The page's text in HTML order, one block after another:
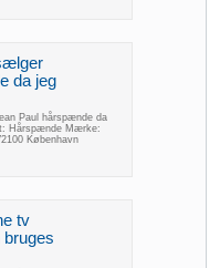
da jeg
Paul hårspænde da
Hårspænde Mærke:
København
tv
bruges